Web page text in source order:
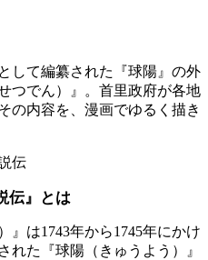
して編纂された『球陽』の外
つでん）』。首里政府が各地
の内容を、漫画でゆるく描き
伝』とは
』は1743年から1745年にかけ
れた『球陽（きゅうよう）』